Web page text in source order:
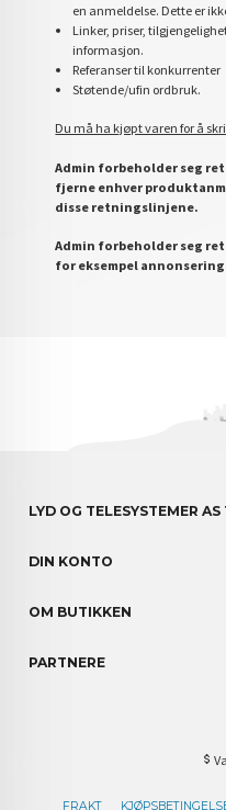
en anmeldelse. Dette er
Linker, priser,
informasjon.
Referanser til konkurrenter
Støtende/ufin ordbruk.
Du må ha kjøpt varen for å
Admin forbeholder seg
fjerne enhver
disse retningslinjene.
Admin forbeholder seg
for eksempel
LYD OG TELESYSTEMER
DIN KONTO
OM BUTIKKEN
PARTNERE
FRAKT